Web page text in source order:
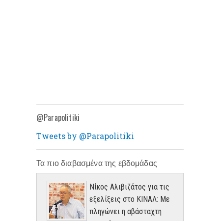
@Parapolitiki
Tweets by @Parapolitiki
Τα πιο διαβασμένα της εβδομάδας
Νίκος Αλιβιζάτος για τις
εξελίξεις στο ΚΙΝΑΛ: Με
πληγώνει η αβάσταχτη